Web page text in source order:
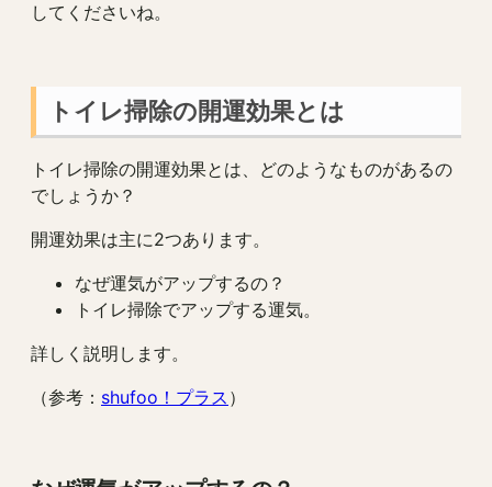
してくださいね。
トイレ掃除の開運効果とは
トイレ掃除の開運効果とは、どのようなものがあるの
でしょうか？
開運効果は主に2つあります。
なぜ運気がアップするの？
トイレ掃除でアップする運気。
詳しく説明します。
（参考： shufoo！プラス ）